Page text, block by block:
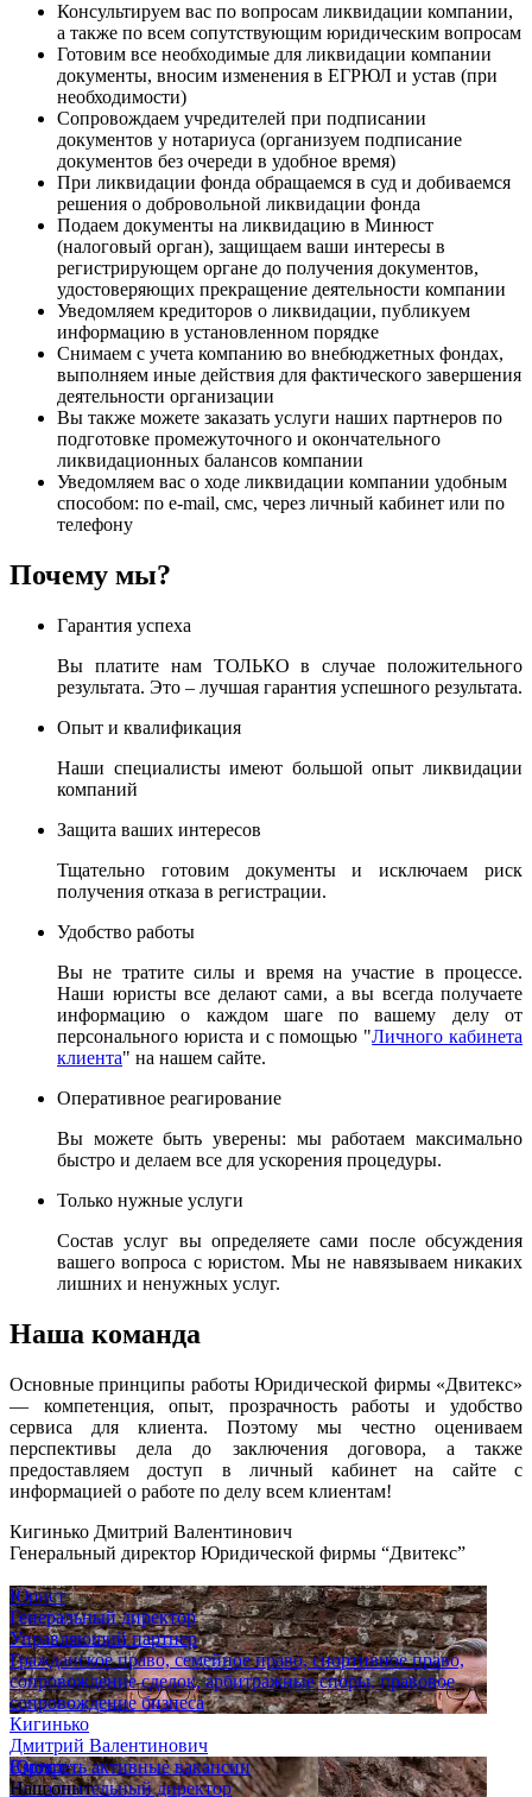
Консультируем вас по вопросам ликвидации компании,
а также по всем сопутствующим юридическим вопросам
Готовим все необходимые для ликвидации компании
документы, вносим изменения в ЕГРЮЛ и устав (при
необходимости)
Сопровождаем учредителей при подписании
документов у нотариуса (организуем подписание
документов без очереди в удобное время)
При ликвидации фонда обращаемся в суд и добиваемся
решения о добровольной ликвидации фонда
Подаем документы на ликвидацию в Минюст
(налоговый орган), защищаем ваши интересы в
регистрирующем органе до получения документов,
удостоверяющих прекращение деятельности компании
Уведомляем кредиторов о ликвидации, публикуем
информацию в установленном порядке
Снимаем с учета компанию во внебюджетных фондах,
выполняем иные действия для фактического завершения
деятельности организации
Вы также можете заказать услуги наших партнеров по
подготовке промежуточного и окончательного
ликвидационных балансов компании
Уведомляем вас о ходе ликвидации компании удобным
способом: по e-mail, смс, через личный кабинет или по
телефону
Почему мы?
Гарантия успеха
Вы платите нам ТОЛЬКО в случае положительного
результата. Это – лучшая гарантия успешного результата.
Опыт и квалификация
Наши специалисты имеют большой опыт ликвидации
компаний
Защита ваших интересов
Тщательно готовим документы и исключаем риск
получения отказа в регистрации.
Удобство работы
Вы не тратите силы и время на участие в процессе.
Наши юристы все делают сами, а вы всегда получаете
информацию о каждом шаге по вашему делу от
персонального юриста и с помощью "Личного кабинета
клиента" на нашем сайте.
Оперативное реагирование
Вы можете быть уверены: мы работаем максимально
быстро и делаем все для ускорения процедуры.
Только нужные услуги
Состав услуг вы определяете сами после обсуждения
вашего вопроса с юристом. Мы не навязываем никаких
лишних и ненужных услуг.
Наша команда
Основные принципы работы Юридической фирмы «Двитекс»
— компетенция, опыт, прозрачность работы и удобство
сервиса для клиента. Поэтому мы честно оцениваем
перспективы дела до заключения договора, а также
предоставляем доступ в личный кабинет на сайте с
информацией о работе по делу всем клиентам!
Кигинько Дмитрий Валентинович
Генеральный директор Юридической фирмы “Двитекс”
Юрист
Генеральный директор
Управляющий партнер
Гражданское право, семейное право, спортивное право,
сопровождение сделок, арбитражные споры, правовое
сопровождение бизнеса
Кигинько
Дмитрий Валентинович
Юрист
Исполнительный директор
Смотреть активные вакансии
Наш опыт